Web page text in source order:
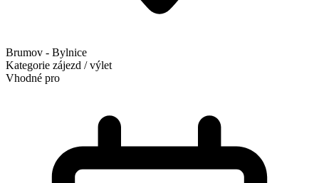
Brumov - Bylnice
Kategorie zájezd / výlet
Vhodné pro